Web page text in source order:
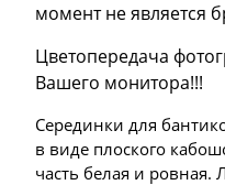
момент не является
Цветопередача
Вашего монитора!!!
Серединки для
в виде плоского
часть белая и ровная.